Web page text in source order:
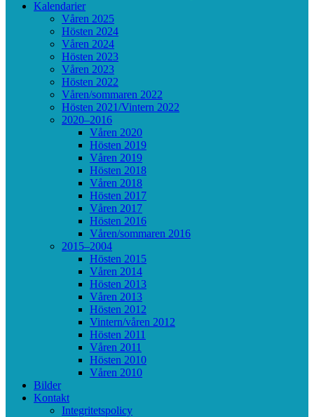
Kalendarier
Våren 2025
Hösten 2024
Våren 2024
Hösten 2023
Våren 2023
Hösten 2022
Våren/sommaren 2022
Hösten 2021/Vintern 2022
2020–2016
Våren 2020
Hösten 2019
Våren 2019
Hösten 2018
Våren 2018
Hösten 2017
Våren 2017
Hösten 2016
Våren/sommaren 2016
2015–2004
Hösten 2015
Våren 2014
Hösten 2013
Våren 2013
Hösten 2012
Vintern/våren 2012
Hösten 2011
Våren 2011
Hösten 2010
Våren 2010
Bilder
Kontakt
Integritetspolicy